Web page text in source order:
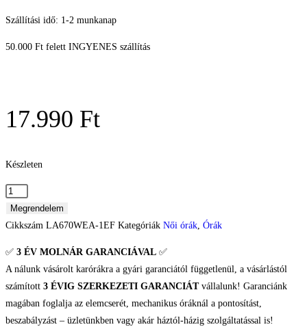
Szállítási idő: 1-2 munkanap
50.000 Ft felett INGYENES szállítás
17.990 Ft
Készleten
Megrendelem
Cikkszám LA670WEA-1EF Kategóriák Női órák Órák
✅ 3 ÉV MOLNÁR GARANCIÁVAL ✅
A nálunk vásárolt karórákra a gyári garanciától függetlenül, a vásárlástól
számított 3 ÉVIG SZERKEZETI GARANCIÁTvállalunk! Garanciánk
magában foglalja az elemcserét, mechanikus óráknál a pontosítást,
beszabályzást – üzletünkben vagy akár háztól-házig szolgáltatással is!